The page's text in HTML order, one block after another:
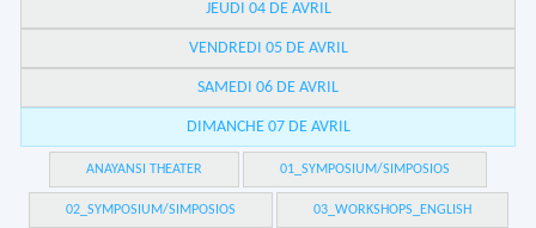
JEUDI 04 DE AVRIL
VENDREDI 05 DE AVRIL
SAMEDI 06 DE AVRIL
DIMANCHE 07 DE AVRIL
ANAYANSI THEATER 01_SYMPOSIUM/SIMPOSIOS
02_SYMPOSIUM/SIMPOSIOS 03_WORKSHOPS_ENGLISH